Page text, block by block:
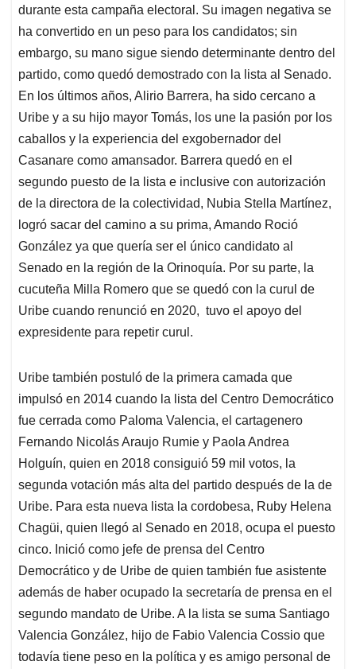
p
p
o
k
I
n
s
durante esta campaña electoral. Su imagen negativa se
ha convertido en un peso para los candidatos; sin
embargo, su mano sigue siendo determinante dentro del
partido, como quedó demostrado con la lista al Senado.
En los últimos años, Alirio Barrera, ha sido cercano a
Uribe y a su hijo mayor Tomás, los une la pasión por los
caballos y la experiencia del exgobernador del
Casanare como amansador. Barrera quedó en el
segundo puesto de la lista e inclusive con autorización
de la directora de la colectividad, Nubia Stella Martínez,
logró sacar del camino a su prima, Amando Roció
González ya que quería ser el único candidato al
Senado en la región de la Orinoquía. Por su parte, la
cucuteña Milla Romero que se quedó con la curul de
Uribe cuando renunció en 2020, tuvo el apoyo del
expresidente para repetir curul.
Uribe también postuló de la primera camada que
impulsó en 2014 cuando la lista del Centro Democrático
fue cerrada como Paloma Valencia, el cartagenero
Fernando Nicolás Araujo Rumie y Paola Andrea
Holguín, quien en 2018 consiguió 59 mil votos, la
segunda votación más alta del partido después de la de
Uribe. Para esta nueva lista la cordobesa, Ruby Helena
Chagüi, quien llegó al Senado en 2018, ocupa el puesto
cinco. Inició como jefe de prensa del Centro
Democrático y de Uribe de quien también fue asistente
además de haber ocupado la secretaría de prensa en el
segundo mandato de Uribe. A la lista se suma Santiago
Valencia González, hijo de Fabio Valencia Cossio que
todavía tiene peso en la política y es amigo personal de